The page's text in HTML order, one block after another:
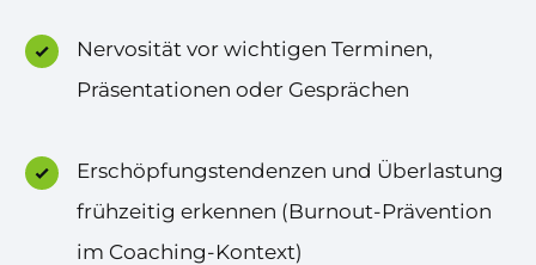
Nervosität vor wichtigen Terminen,
Präsentationen oder Gesprächen
Erschöpfungstendenzen und Überlastung
frühzeitig erkennen (Burnout-Prävention
im Coaching-Kontext)